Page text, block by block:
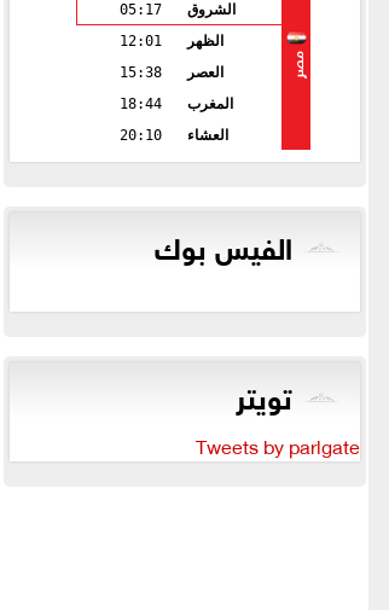
مصر
الشروق
05:17
الظهر
12:01
العصر
15:38
المغرب
18:44
العشاء
20:10
الفيس بوك
تويتر
Tweets by parlgate